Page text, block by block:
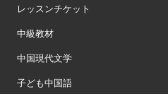
レッスンチケット
中級教材
中国現代文学
子ども中国語